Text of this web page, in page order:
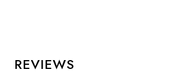
底・クッション
性・MEN'S /
REVIEWS